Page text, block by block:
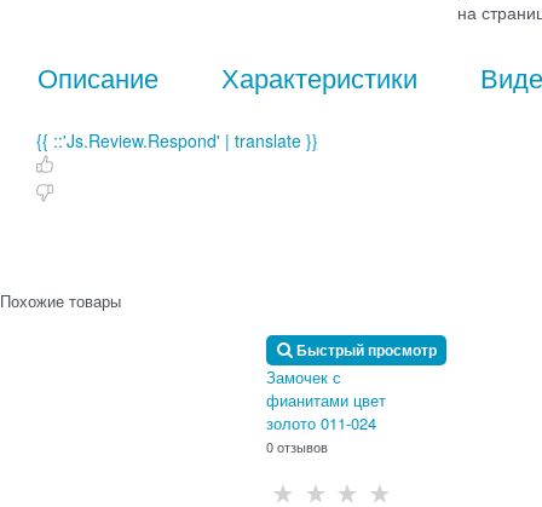
на
Описание Характеристики
{{ ::'Js.Review.Respond' | translate }}
Похожие товары
Быстрый просмотр
Замочек с
фианитами цвет
золото 011-024
0 отзывов